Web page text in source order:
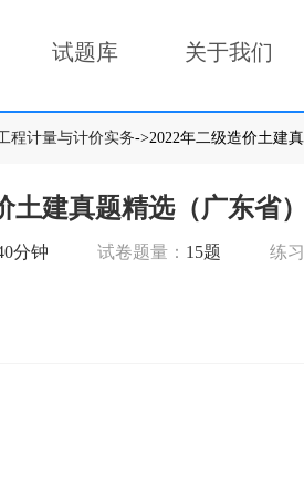
试题库 关于我们
程计量与计价实务->2022年二级造价土建
土建真题精选（广东省）
分钟 试卷题量： 15题 练